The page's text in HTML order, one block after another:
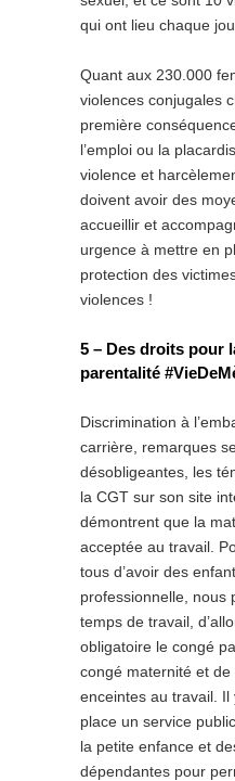
qui ont lieu chaque
Quant aux 230.000
violences conjugales
première
l’emploi ou la
violence et
doivent avoir des
accueillir et
urgence à mettre en
protection des
violences !
5 – Des droits pour
parentalité
Discrimination à
carrière, remarques
désobligeantes, les
la CGT sur son site
démontrent que la
acceptée au travail.
tous d’avoir des
professionnelle, nous
temps de travail,
obligatoire le congé
congé maternité et
enceintes au travail.
place un service
la petite enfance et
dépendantes pour